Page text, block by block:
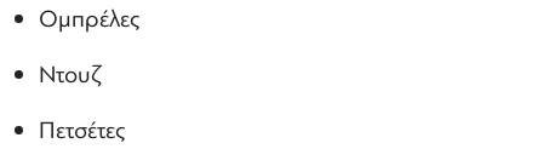
Ομπρέλες
Ντουζ
Πετσέτες